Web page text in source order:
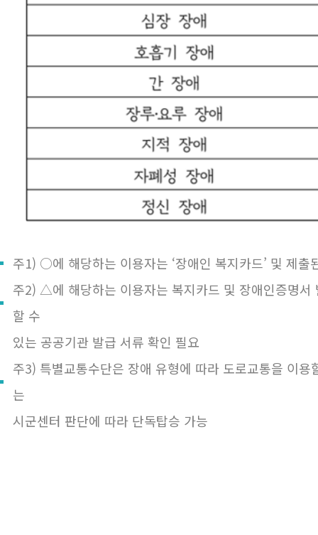
주1) ○에 해당하는 이용자는 ‘장애인 복지카드’ 및 제
주2) △에 해당하는 이용자는 복지카드 및 장애인증명서
할 수
있는 공공기관 발급 서류 확인 필요
주3) 특별교통수단은 장애 유형에 따라 도로교통을 이
는
시군센터 판단에 따라 단독탑승 가능